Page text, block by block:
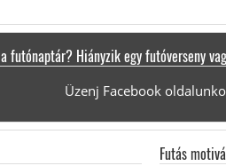
futónaptár? Hiányzik egy futóverseny
Üzenj Facebook
Futás